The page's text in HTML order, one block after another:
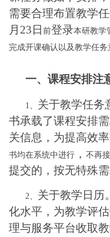
需要合理布置教学
月23日 前登录本研教学
完成开课确认以及教学任务
一、课程安排注
1
关于教学任务
书承载了课程安排
关信息，为提高效率
书均在系统中进行 ， 不再
提交的，按无特殊需
2
关于教学日历
化水平，为教学评
理与服务平台收取